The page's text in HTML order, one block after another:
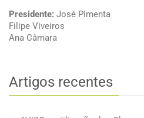
Presidente: José Pimenta
Filipe Viveiros
Ana Câmara
Artigos recentes